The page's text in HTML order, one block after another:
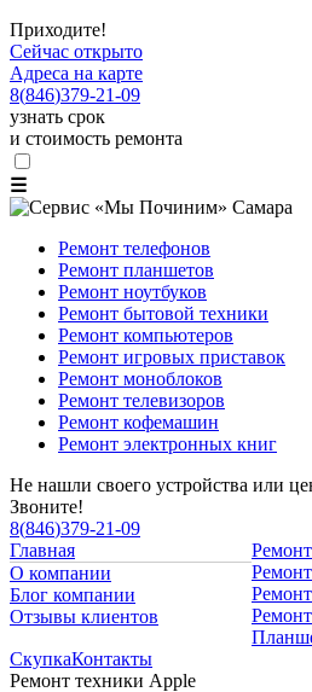
Приходите!
Сейчас открыто
Адреса на карте
8(846)379-21-09
узнать срок
и стоимость ремонта
☰
Ремонт телефонов
Ремонт планшетов
Ремонт ноутбуков
Ремонт бытовой техники
Ремонт компьютеров
Ремонт игровых приставок
Ремонт моноблоков
Ремонт телевизоров
Ремонт кофемашин
Ремонт электронных книг
Не нашли своего устройства или
Звоните!
8(846)379-21-09
Главная
О компании
Блог компании
Отзывы клиентов
СкупкаКонтакты
Ремонт техники Apple